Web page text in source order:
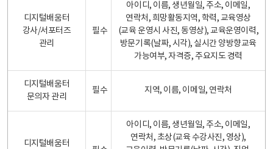
디지털배움터
강사/서포터즈
관리
필수
아이디, 이름, 생년월일, 주소, 이메일,
연락처, 희망활동지역, 학력, 교육영상
(교육 운영시 사진, 동영상), 교육운영이력,
방문기록(날짜, 시각), 실시간 양방향교육
가능여부, 자격증, 주요지도 경력
디지털배움터
문의자 관리
필수 지역, 이름, 이메일, 연락처
디지털배움터
아이디, 이름, 생년월일, 주소, 이메일,
연락처, 초상(교육 수강사진, 영상),